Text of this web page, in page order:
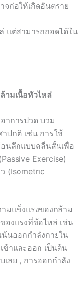
จก่อให้เกิดอันตราย
แต่สามารถถอดได้ใน
ามเนื้อหัวไหล่
าการปวด บวม
ปกติ เช่น การใช้
อนลึกแบบคลื่นสั้นเพื่อ
Exercise)
(Isometric
ามแข็งแรงของกล้าม
องแรงที่ข้อไหล่ เช่น
น้นออกกำลังกายใน
ข้าและออก เป็นต้น
เลย , การออกกำลัง